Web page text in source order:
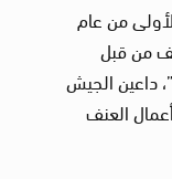
من عام
210 حادثة عنف من قبل
داعين الجيش
العنف